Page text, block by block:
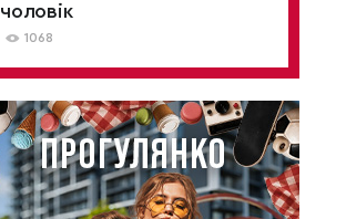
чоловік
1068